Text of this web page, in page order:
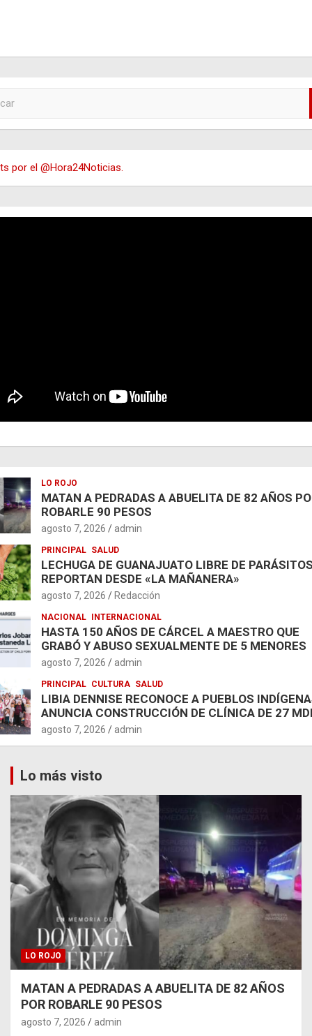
por el @Hora24Noticias.
LO ROJO
MATAN A PEDRADAS A ABUELITA DE 82 AÑOS
ROBARLE 90 PESOS
agosto 7, 2026 admin
PRINCIPAL SALUD
LECHUGA DE GUANAJUATO LIBRE DE
REPORTAN DESDE «LA MAÑANERA»
agosto 7, 2026 Redacción
NACIONAL INTERNACIONAL
HASTA 150 AÑOS DE CÁRCEL A MAESTRO QUE
GRABÓ Y ABUSO SEXUALMENTE DE 5 MENORES
agosto 7, 2026 admin
PRINCIPAL CULTURA SALUD
LIBIA DENNISE RECONOCE A PUEBLOS
ANUNCIA CONSTRUCCIÓN DE CLÍNICA DE 27
agosto 7, 2026 admin
Lo más visto
LO ROJO
MATAN A PEDRADAS A ABUELITA DE 82 AÑOS
POR ROBARLE 90 PESOS
agosto 7, 2026 admin